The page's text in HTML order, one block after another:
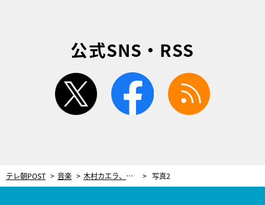
公式SNS・RSS
twitter facebook
テレ朝POST 音楽 木村カエラ、伝説的バンド3代目ボーカルへの抜擢に「光栄なこと」高橋幸宏さんへの想いも「すごく優しくて、温厚で負がない」 写真2